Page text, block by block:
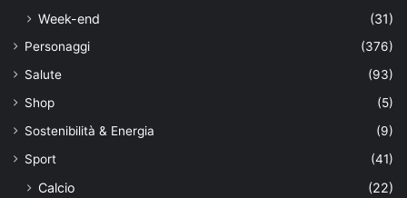
Week-end
(31)
Personaggi
(376)
Salute
(93)
Shop
(5)
Sostenibilità & Energia
(9)
Sport
(41)
Calcio
(22)